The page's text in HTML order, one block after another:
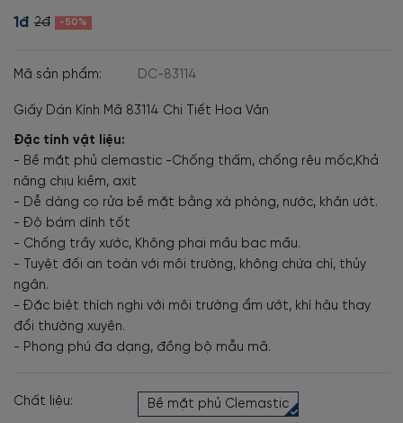
1đ 2đ -50%
Mã sản phẩm: DC-83114
Giấy Dán Kính Mã 83114 Chi Tiết Hoa Văn
Đặc tính vật liệu:
- Bề mặt phủ clemastic -Chống thấm, chống rêu mốc,Khả
năng chịu kiềm, axit
- Dễ dàng cọ rửa bề mặt bằng xà phòng, nước, khăn ướt.
- Độ bám dính tốt
- Chống trầy xước, Không phai mầu bạc mầu.
- Tuyệt đối an toàn với môi trường, không chứa chì, thủy
ngân.
- Đặc biệt thích nghi với môi trường ẩm ướt, khí hậu thay
đổi thường xuyên.
- Phong phú đa dạng, đồng bộ mẫu mã.
Chất liệu: Bề mặt phủ Clemastic